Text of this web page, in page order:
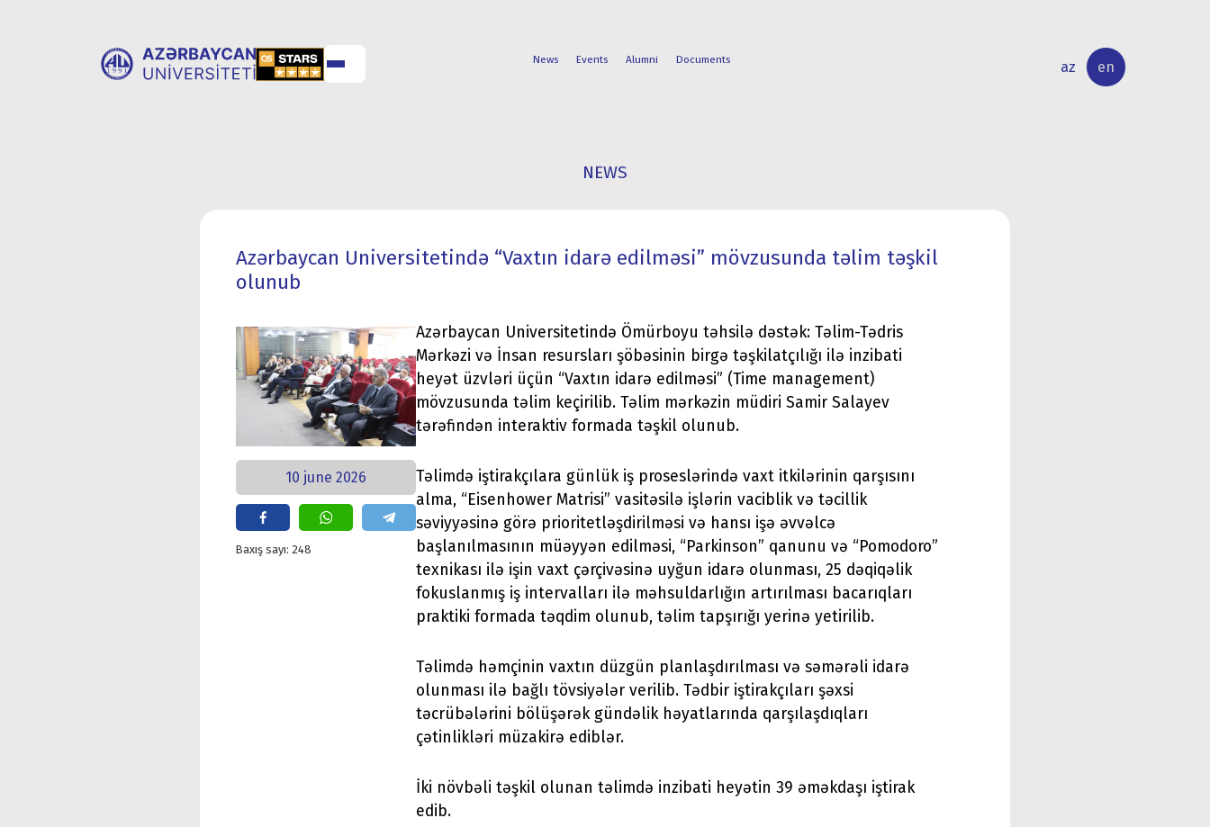
News Events Alumni Documents az en
NEWS
Azərbaycan Universitetində “Vaxtın idarə edilməsi” mövzusunda təlim təşkil
olunub
10 june 2026
Baxış sayı: 248
Azərbaycan Universitetində Ömürboyu təhsilə dəstək: Təlim-Tədris
Mərkəzi və İnsan resursları şöbəsinin birgə təşkilatçılığı ilə inzibati
heyət üzvləri üçün “Vaxtın idarə edilməsi” (Time management)
mövzusunda təlim keçirilib. Təlim mərkəzin müdiri Samir Salayev
tərəfindən interaktiv formada təşkil olunub.
Təlimdə iştirakçılara günlük iş proseslərində vaxt itkilərinin qarşısını
alma, “Eisenhower Matrisi” vasitəsilə işlərin vaciblik və təcillik
səviyyəsinə görə prioritetləşdirilməsi və hansı işə əvvəlcə
başlanılmasının müəyyən edilməsi, “Parkinson” qanunu və “Pomodoro”
texnikası ilə işin vaxt çərçivəsinə uyğun idarə olunması, 25 dəqiqəlik
fokuslanmış iş intervalları ilə məhsuldarlığın artırılması bacarıqları
praktiki formada təqdim olunub, təlim tapşırığı yerinə yetirilib.
Təlimdə həmçinin vaxtın düzgün planlaşdırılması və səmərəli idarə
olunması ilə bağlı tövsiyələr verilib. Tədbir iştirakçıları şəxsi
təcrübələrini bölüşərək gündəlik həyatlarında qarşılaşdıqları
çətinlikləri müzakirə ediblər.
İki növbəli təşkil olunan təlimdə inzibati heyətin 39 əməkdaşı iştirak
edib.